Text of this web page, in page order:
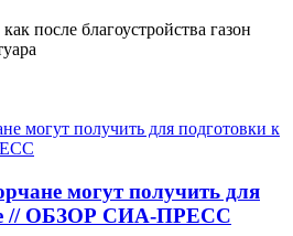
после благоустройства газон
могут получить для
// ОБЗОР СИА-ПРЕСС